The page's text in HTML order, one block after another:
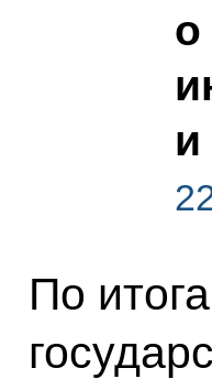
о
и
По